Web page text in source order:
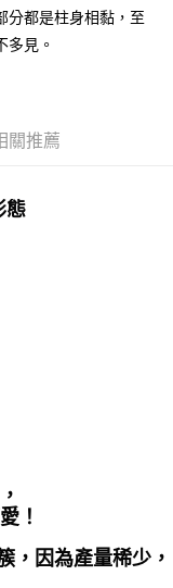
分都是柱身相黏，至
多見。
關推薦
態
！
，因為產量稀少，